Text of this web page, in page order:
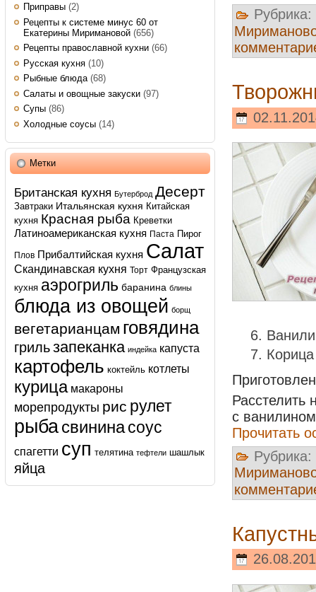
Приправы (2)
Рецепты к системе минус 60 от
Екатерины Миримановой (656)
Рецепты православной кухни (66)
Русская кухня (10)
Рыбные блюда(68)
Салаты и овощные закуски (97)
Супы (86)
Холодные соусы (14)
Метки
Британская кухня Бутерброд Десерт
Завтраки Итальянская кухня Китайская
кухня Красная рыба Креветки
Латиноамериканская кухня Паста Пирог
Плов Прибалтийская кухня Салат
Скандинавская кухня Торт Французская
кухня аэрогриль баранина блины
блюда из овощей борщ
вегетарианцам говядина
грильзапеканка индейка капуста
картофель коктейль котлеты
курица макароны
морепродукты рис рулет
рыбасвининасоус
спагетти суп телятина тефтели шашлык
яйца
Рубрика:
Расстелить
с
Прочитать
Рубрика: